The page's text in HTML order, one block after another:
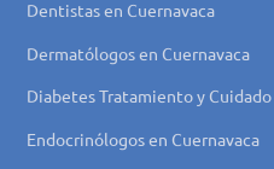
Dentistas en Cuernavaca
Dermatólogos en Cuernavaca
Diabetes Tratamiento y Cuidado
Endocrinólogos en Cuernavaca